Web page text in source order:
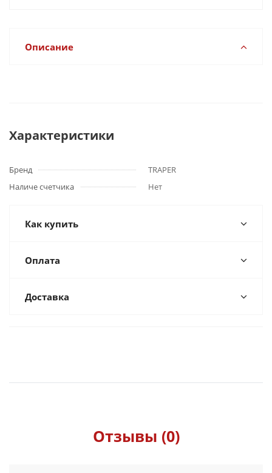
Описание
Характеристики
Бренд
TRAPER
Наличе счетчика
Нет
Как купить
Оплата
Доставка
Отзывы (0)